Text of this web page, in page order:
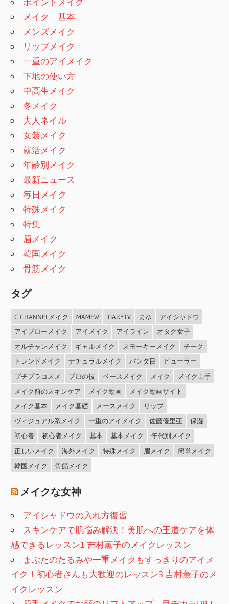
メイク 基本
メンズメイク
リップメイク
一重のアイメイク
下地の使い方
中高生メイク
冬メイク
大人ネイル
女装メイク
就活メイク
年齢別メイク
最新ニュース
毎日メイク
特殊メイク
特集
眉メイク
韓国メイク
骨筋メイク
タグ
C CHANNELメイク MAMEW TIARYTV まゆ
アイシャドウ
アイブローメイク
アイメイク アイライン
オタク女子
オルチャンメイク
ギャルメイク スモーキーメイク
チーク
トレンドメイク
ナチュラルメイク パンダ目
ビューラー
プチプラコスメ
プロの技 ベースメイク メイク
メイク上手
メイク前のスキンケア
メイク動画
メイク動画サイト
メイク基本
メイク基礎 メースメイク
リップ
ヴィジュアル系メイク
一重のアイメイク 佐藤優里亜
保湿
初心者
初心者メイク 基本 基本メイク
年代別メイク
正しいメイク
海外メイク 特殊メイク 眉メイク
簡単メイク
韓国メイク
骨筋メイク
メイクな女神
アイシャドウの入れ方復習
スキンケアで肌悩み解決！美肌への王道ケアを体
感できるレッスン1 吉村薫子のメイクレッスン
まぶたのたるみや一重メイクもすっきりのアイメ
イク！初心者さんも大歓迎のレッスン3 吉村薫子のメ
イクレッスン